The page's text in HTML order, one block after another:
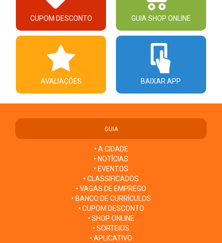
CUPOM DESCONTO GUIA SHOP ONLINE
AVALIAÇÕES BAIXAR APP
GUIA
• A CIDADE
• NOTÍCIAS
• EVENTOS
• CLASSIFICADOS
• VAGAS DE EMPREGO
• BANCO DE CURRÍCULOS
• CUPOM DESCONTO
• SHOP ONLINE
• SORTEIOS
• APLICATIVO